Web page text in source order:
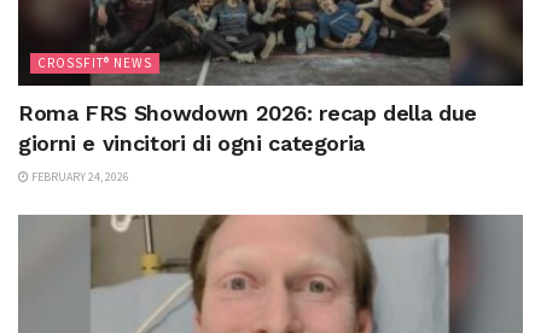
CROSSFIT® NEWS
Roma FRS Showdown 2026: recap della due
giorni e vincitori di ogni categoria
FEBRUARY 24, 2026